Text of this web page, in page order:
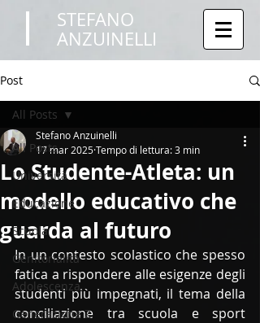
STEFANO
ANZUINELLI
Post
All Posts
Università
Educazione
Scuola
Genitorialità
Adolescenza
Generazione Z
All Posts
Lo Studente-Atleta: un
modello educativo che
guarda al futuro
Stefano Anzuinelli
17 mar 2025Tempo di lettura: 3 min
In un contesto scolastico che spesso
fatica a rispondere alle esigenze degli
studenti più impegnati, il tema della
conciliazione tra scuola e sport